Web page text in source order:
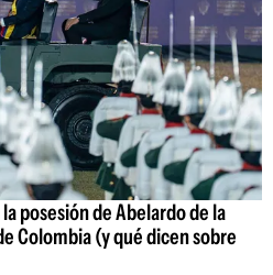
posesión de Abelardo de la
Colombia (y qué dicen sobre